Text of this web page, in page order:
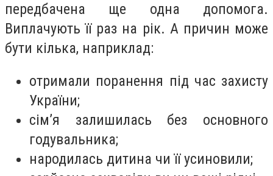
передбачена ще одна допомога.
Виплачують її раз на рік. А причин може
бути кілька, наприклад:
отримали поранення під час захисту
України;
сім’я залишилась без основного
годувальника;
народилась дитина чи її усиновили;